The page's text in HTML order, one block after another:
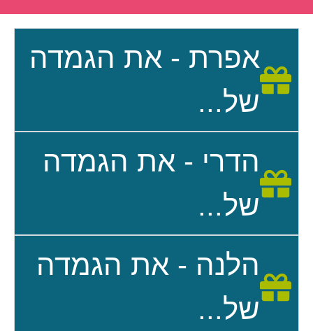
אפרת - את הגמדה
של...
הדרי - את הגמדה
של...
הלנה - את הגמדה
של...